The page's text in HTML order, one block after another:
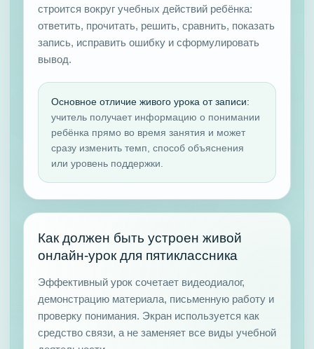
строится вокруг учебных действий ребёнка:
ответить, прочитать, решить, сравнить, показать
запись, исправить ошибку и сформулировать
вывод.
Основное отличие живого урока от записи:
учитель получает информацию о понимании
ребёнка прямо во время занятия и может
сразу изменить темп, способ объяснения
или уровень поддержки.
Как должен быть устроен живой
онлайн-урок для пятиклассника
Эффективный урок сочетает видеодиалог,
демонстрацию материала, письменную работу и
проверку понимания. Экран используется как
средство связи, а не заменяет все виды учебной